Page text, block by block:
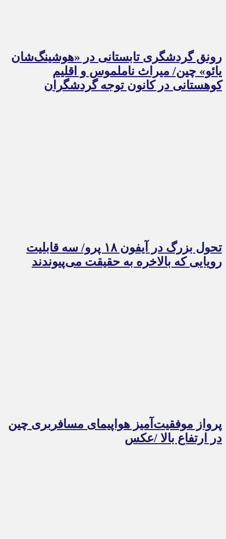
رونق گردشگری تابستانی در «هوشینگ‌شان
یائو» چین/ میراث ناملموس و اقلیم
کوهستانی در کانون توجه گردشگران
تحول بزرگ در آیفون ۱۸ پرو/ سه قابلیت
رویایی که بالاخره به حقیقت می‌پیوندند
پرواز موفقیت‌آمیز هواپیمای مسافربری چین
در ارتفاع بالا /عکس